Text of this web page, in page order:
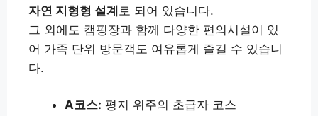
자연 지형형 설계 로 되어 있습니다.
그 외에도 캠핑장과 함께 다양한 편의시설이 있
어 가족 단위 방문객도 여유롭게 즐길 수 있습니
다.
A코스: 평지 위주의 초급자 코스